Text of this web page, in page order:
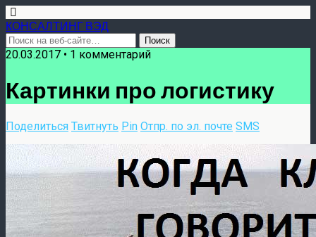
КОНСАЛТИНГ ВЭД
20.03.2017 • 1 комментарий
Картинки про логистику
Поделиться Твитнуть Pin Отпр. по эл. почте SMS